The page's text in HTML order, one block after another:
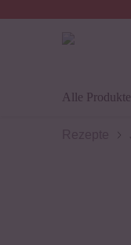
Alle Produkte